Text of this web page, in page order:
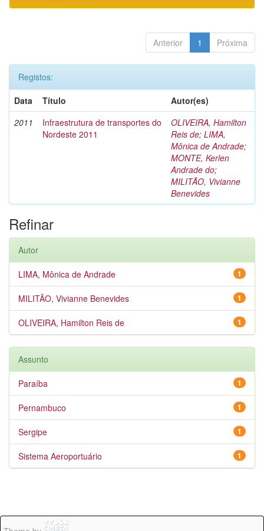
Anterior 1 Próxima
Registos:
Data
Título
Autor(es)
2011
Infraestrutura de transportes do
Nordeste 2011
OLIVEIRA, Hamilton
Reis de; LIMA,
Mônica de Andrade;
MONTE, Kerlen
Andrade do;
MILITÃO, Vivianne
Benevides
Refinar
Autor
1
LIMA, Mônica de Andrade
1
MILITÃO, Vivianne Benevides
1
OLIVEIRA, Hamilton Reis de
Assunto
1
Paraíba
1
Pernambuco
1
Sergipe
1
Sistema Aeroportuário